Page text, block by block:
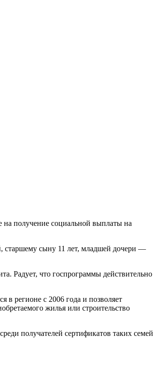
на получение социальной выплаты на
старшему сыну 11 лет, младшей дочери —
Радует, что госпрограммы действительно
в регионе с 2006 года и позволяет
жилья или строительство
получателей сертификатов таких семей